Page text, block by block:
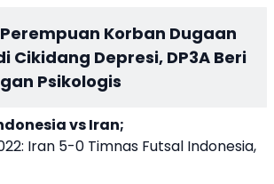
Perempuan Korban Dugaan
Cikidang Depresi, DP3A Beri
Psikologis
vs Iran;
Iran 5-0 Timnas Futsal Indonesia,